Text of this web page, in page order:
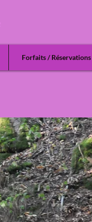
Forfaits / Réservations